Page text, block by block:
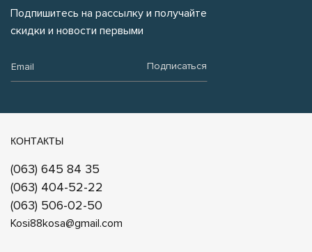
Подпишитесь на рассылку и получайте
скидки и новости первыми
Подписаться
КОНТАКТЫ
(063) 645 84 35
(063) 404-52-22
(063) 506-02-50
Kosi88kosa@gmail.com